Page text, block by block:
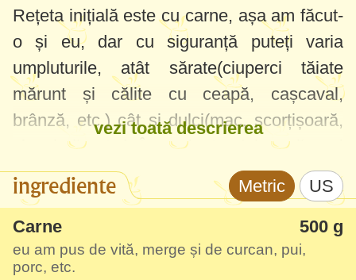
Rețeta inițială este cu carne, așa am făcut-
o și eu, dar cu siguranță puteți varia
umpluturile, atât sărate(ciuperci tăiate
mărunt și călite cu ceapă, cașcaval,
brânză, etc.) cât și dulci(mac, scorțișoară,
ciocolată, etc.) În varianta dulce să mai
adăugați puțin zahăr în aluat.
Mi-a plăcut mult modul de formare și mai
ales rezultatul final, aspectul este de nota
20 la fel și gustul. Este perfectă pentru a
vezi toată descrierea
ingrediente Metric US
Carne 500 g
eu am pus de vită, merge și de curcan, pui,
porc, etc.